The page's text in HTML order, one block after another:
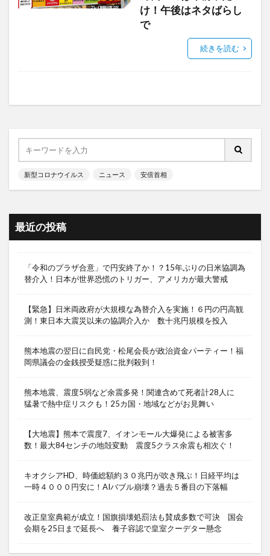
け！午後はネタばらし
で
続きを読む
新型コロナウイルス ニュース 安倍首相
最近の投稿
「令和のプラザ合意」で円安終了か！？15年ぶりの日米協調為
替介入！日本が世界恐慌のトリガー、アメリカが最大警戒
【緊急】日米両政府が大規模な為替介入を実施！６円の円高観
測！東日本大震災以来の協調介入か 数十兆円規模を投入
熊本地震の翌日に自民党・松尾会長が政治資金パーティー！福
岡県議会の金銭授受疑惑に批判殺到！
熊本地震、震度5弱など余震多発！関連含めて死者計28人に
猛暑で熱中症リスクも！25カ国・地域などがお見舞い
【大地震】熊本で震度7、イオンモール大爆発による被害多
数！最大84センチの地殻変動 震度5クラス余震も相次ぐ！
キオクシアHD、時価総額約３０兆円が吹き飛ぶ！日経平均は
一時４０００円安に！AIバブル崩壊？過去５番目の下落幅
改正皇室典範が成立！国旗損壊処罰法も賛成多数で可決 国会
会期を25日まで延長へ 養子容認で皇室クーデター懸念